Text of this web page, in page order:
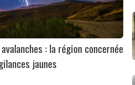
: la région concernée
jaunes